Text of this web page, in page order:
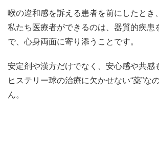
喉の違和感を訴える患者を前にしたとき、
私たち医療者ができるのは、器質的疾患
で、心身両面に寄り添うことです。
安定剤や漢方だけでなく、安心感や共感
ヒステリー球の治療に欠かせない“薬”な
ん。